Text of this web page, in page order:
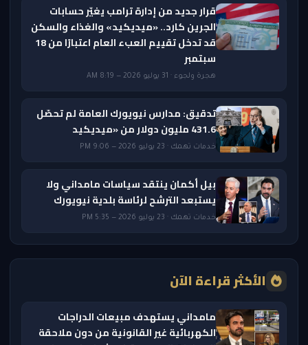
قرار جديد من إدارة ترامب يغيّر حسابات
الجرين كارد.. «ميديكيد» والغذاء والسكن
قد تدخل تقييم العبء العام اعتبارًا من 18
سبتمبر
هجرة ولجوء · 31 يوليو 2026 — 8:19 AM
تدقيق: مدارس نيويورك العامة لم تحصّل
431.6 مليون دولار من «ميديكيد
خدمات تهمك · 23 يوليو 2026 — 9:06 PM
بيل أكمان ينتقد سياسات مامداني ولا
يستبعد الترشح لرئاسة بلدية نيويورك
خدمات تهمك · 23 يوليو 2026 — 5:35 PM
الأكثر قراءة الآن
مامداني يستهدف مبيعات الدراجات
الكهربائية غير القانونية من دون ملاحقة